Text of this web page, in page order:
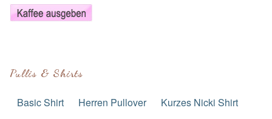
Pullis & Shirts
Basic Shirt Herren Pullover Kurzes Nicki Shirt